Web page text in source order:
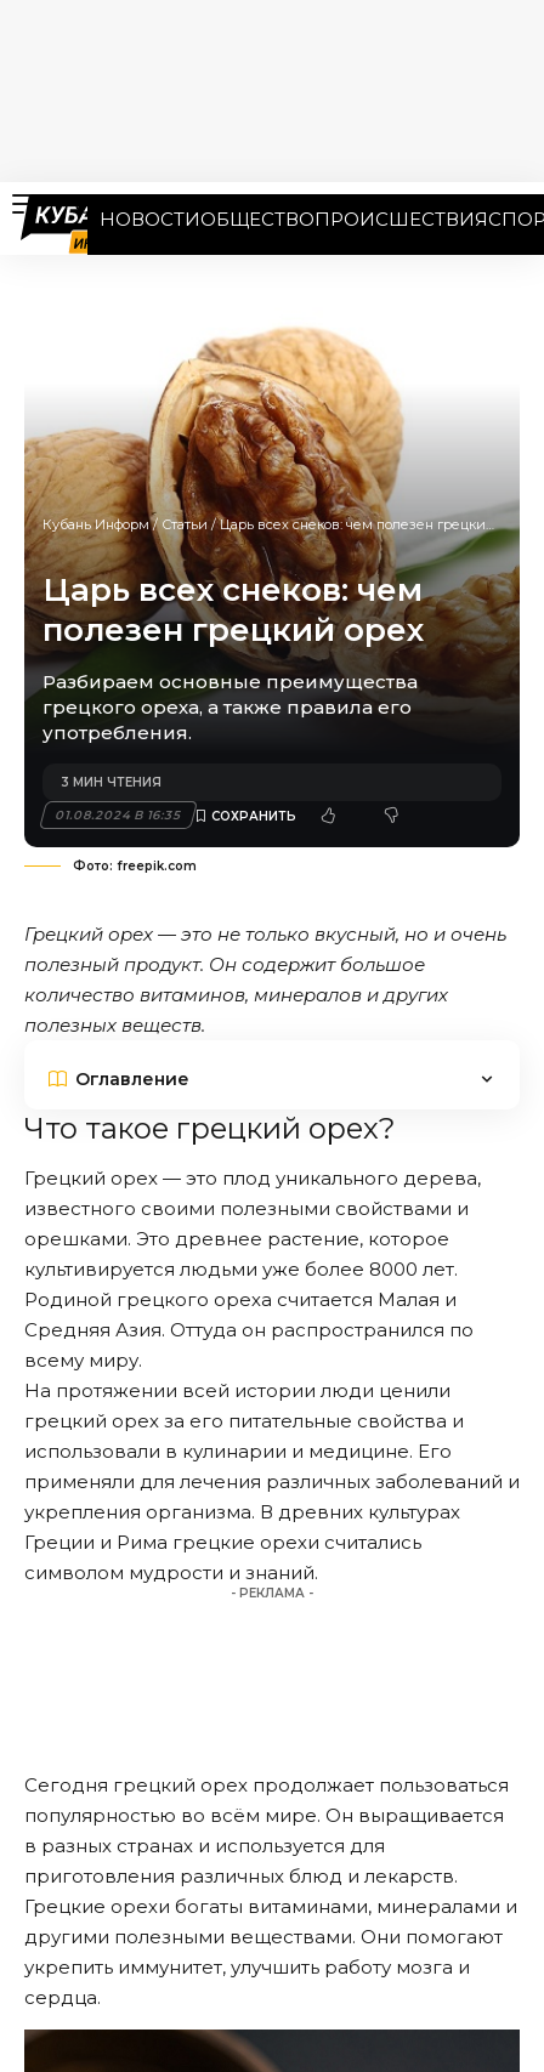
НОВОСТИОБЩЕСТВОПРОИСШЕСТВИЯ
Кубань Информ/ Статьи/Царь всех снеков: чем полезен грецкий орех
Царь всех снеков: чем
полезен грецкий орех
Разбираем основные преимущества
грецкого ореха, а также правила его
употребления.
01.08.2024 В 16:35
3 МИН ЧТЕНИЯ
Фото: freepik.com
Грецкий орех — это не только вкусный, но и очень
полезный продукт. Он содержит большое
количество витаминов, минералов и других
полезных веществ.
Оглавление
Что такое грецкий орех?
Грецкий орех — это плод уникального дерева,
известного своими полезными свойствами и
орешками. Это древнее растение, которое
культивируется людьми уже более 8000 лет.
Родиной грецкого ореха считается Малая и
Средняя Азия. Оттуда он распространился по
всему миру.
На протяжении всей истории люди ценили
грецкий орех за его питательные свойства и
использовали в кулинарии и медицине. Его
применяли для лечения различных заболеваний и
укрепления организма. В древних культурах
Греции и Рима грецкие орехи считались
символом мудрости и знаний.
- РЕКЛАМА -
Сегодня грецкий орех продолжает пользоваться
популярностью во всём мире. Он выращивается
в разных странах и используется для
приготовления различных блюд и лекарств.
Грецкие орехи богаты витаминами, минералами и
другими полезными веществами. Они помогают
укрепить иммунитет, улучшить работу мозга и
сердца.